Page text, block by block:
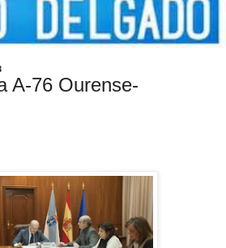
A-76 Ourense-